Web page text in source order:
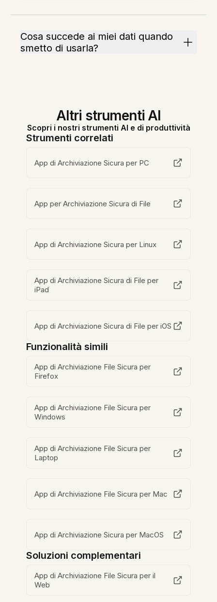
Cosa succede ai miei dati quando
smetto di usarla?
Altri strumenti AI
Scopri i nostri strumenti AI e di produttività
Strumenti correlati
App di Archiviazione Sicura per PC
App per Archiviazione Sicura di File
App di Archiviazione Sicura per Linux
App di Archiviazione Sicura di File per
iPad
App di Archiviazione Sicura di File per iOS
Funzionalità simili
App di Archiviazione File Sicura per
Firefox
App di Archiviazione File Sicura per
Windows
App di Archiviazione File Sicura per
Laptop
App di Archiviazione File Sicura per Mac
App di Archiviazione Sicura per MacOS
Soluzioni complementari
App di Archiviazione File Sicura per il
Web